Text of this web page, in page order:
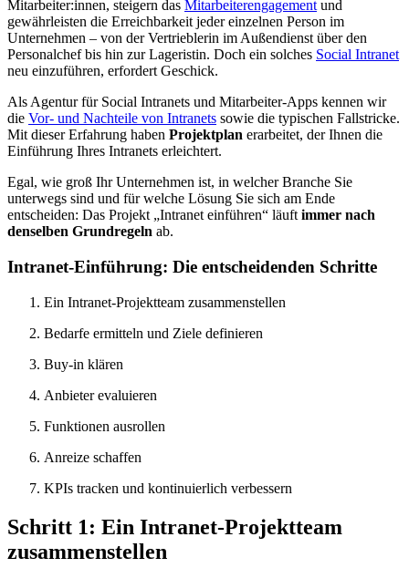
Mitarbeiter:innen, steigern das Mitarbeiterengagement und
gewährleisten die Erreichbarkeit jeder einzelnen Person im
Unternehmen – von der Vertrieblerin im Außendienst über den
Personalchef bis hin zur Lageristin. Doch ein solches Social Intranet
neu einzuführen, erfordert Geschick.
Als Agentur für Social Intranets und Mitarbeiter-Apps kennen wir
die Vor- und Nachteile von Intranets sowie die typischen Fallstricke.
Mit dieser Erfahrung haben Projektplan erarbeitet, der Ihnen die
Einführung Ihres Intranets erleichtert.
Egal, wie groß Ihr Unternehmen ist, in welcher Branche Sie
unterwegs sind und für welche Lösung Sie sich am Ende
entscheiden: Das Projekt „Intranet einführen“ läuft immer nach
denselben Grundregeln ab.
Intranet-Einführung: Die entscheidenden Schritte
Ein Intranet-Projektteam zusammenstellen
Bedarfe ermitteln und Ziele definieren
Buy-in klären
Anbieter evaluieren
Funktionen ausrollen
Anreize schaffen
KPIs tracken und kontinuierlich verbessern
Schritt 1: Ein Intranet-Projektteam
zusammenstellen